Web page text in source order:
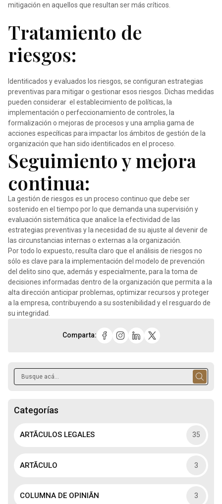
mitigación en aquellos que resultan ser más críticos.
Tratamiento de
riesgos:
Identiﬁcados y evaluados los riesgos, se conﬁguran estrategias
preventivas para mitigar o gestionar esos riesgos. Dichas medidas
pueden considerar el establecimiento de políticas, la
implementación o perfeccionamiento de controles, la
formalización o mejoras de procesos y una amplia gama de
acciones especíﬁcas para impactar los ámbitos de gestión de la
organización que han sido identiﬁcados en el proceso.
Seguimiento y mejora
continua:
La gestión de riesgos es un proceso continuo que debe ser
sostenido en el tiempo por lo que demanda una supervisión y
evaluación sistemática que analice la efectividad de las
estrategias preventivas y la necesidad de su ajuste al devenir de
las circunstancias internas o externas a la organización.
Por todo lo expuesto, resulta claro que el análisis de riesgos no
sólo es clave para la implementación del modelo de prevención
del delito sino que, además y especialmente, para la toma de
decisiones informadas dentro de la organización que permita a la
alta dirección anticipar problemas, optimizar recursos y proteger
a la empresa, contribuyendo a su sostenibilidad y el resguardo de
su integridad.
Comparta:
Categorías
ARTÃCULOS LEGALES 35
ARTÃCULO 3
COLUMNA DE OPINIÃN 3